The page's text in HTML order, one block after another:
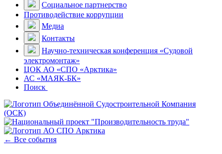
Социальное партнерство
Противодействие коррупции
Медиа
Контакты
Научно-техническая конференция «Судовой
электромонтаж»
ЦОК АО «СПО «Арктика»
АС «МАЯК-БК»
Поиск
← Все события